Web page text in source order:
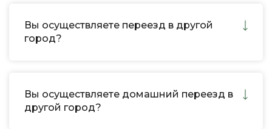
Вы осуществляете переезд в другой
город?
Вы осуществляете домашний переезд в
другой город?